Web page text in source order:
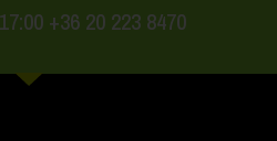
+36 20 223 8470